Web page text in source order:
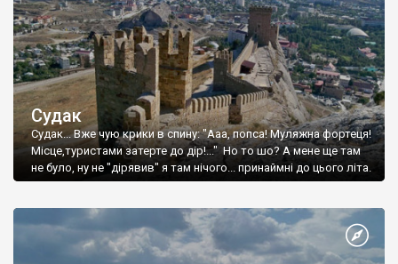
Судак
Судак... Вже чую крики в спину: "Ааа, попса! Муляжна фортеця!
Місце,туристами затерте до дір!..." Но то шо? А мене ще там
не було, ну не "дірявив" я там нічого... принаймні до цього літа.